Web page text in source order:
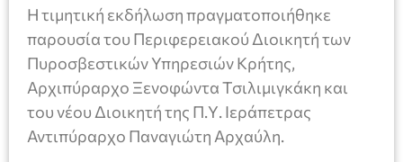
Η τιμητική εκδήλωση πραγματοποιήθηκε
παρουσία του Περιφερειακού Διοικητή των
Πυροσβεστικών Υπηρεσιών Κρήτης,
Αρχιπύραρχο Ξενοφώντα Τσιλιμιγκάκη και
του νέου Διοικητή της Π.Υ. Ιεράπετρας
Αντιπύραρχο Παναγιώτη Αρχαύλη.